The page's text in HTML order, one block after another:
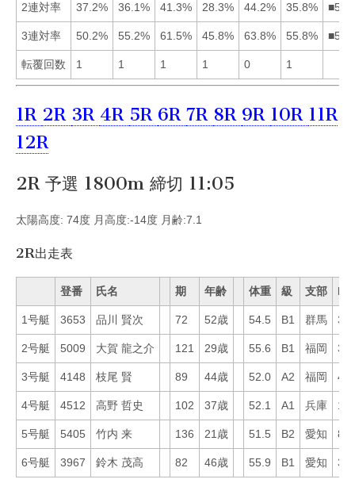
2連対率 37.2% 36.1% 41.3% 28.3% 44.2% 35.8%
3連対率 50.2% 55.2% 61.5% 45.8% 63.8% 55.8%
転覆回数 1 1 1 1 0 1
1R 2R 3R 4R 5R 6R 7R 8R 9R 10R 11R
12R
2R 予選 1800m 締切 11:05
太陽高度: 74度 月高度:-14度 月齢:7.1
2R出走表
登番 氏名 期 年齢 体重 級 支部 Mo
1号艇 3653 品川 賢次 72 52歳 54.5 B1 群馬 30
2号艇 5009 大賀 龍之介 121 29歳 55.6 B1 福岡 31
3号艇 4148 枝尾 賢 89 44歳 52.0 A2 福岡 46
4号艇 4512 高野 哲史 102 37歳 52.1 A1 兵庫 11
5号艇 5405 竹内 来 136 21歳 51.5 B2 愛知 8
6号艇 3967 鈴木 茂高 82 46歳 55.9 B1 愛知 33